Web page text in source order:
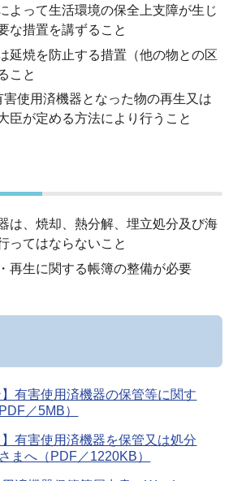
よって生活環境の保全上支障が生じ
な措置を講ずること
延焼を防止する措置（他の物との区
こと
使用済機器となった物の再生又は
臣が定める方法により行うこと
は、焼却、熱分解、埋立処分及び海
ってはならないこと
再生に関する帳簿の整備が必要
】有害使用済機器の保管等に関す
／5MB）
】有害使用済機器を保管又は処分
まへ（PDF／1220KB）